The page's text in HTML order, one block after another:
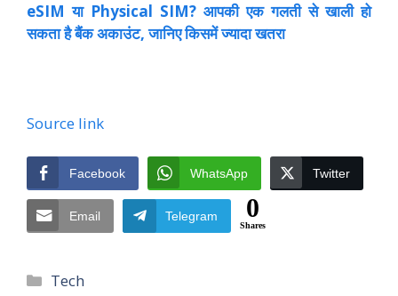
eSIM या Physical SIM? आपकी एक गलती से खाली हो
सकता है बैंक अकाउंट, जानिए किसमें ज्यादा खतरा
Source link
Facebook WhatsApp Twitter
Email Telegram 0
Shares
Categories
Tech